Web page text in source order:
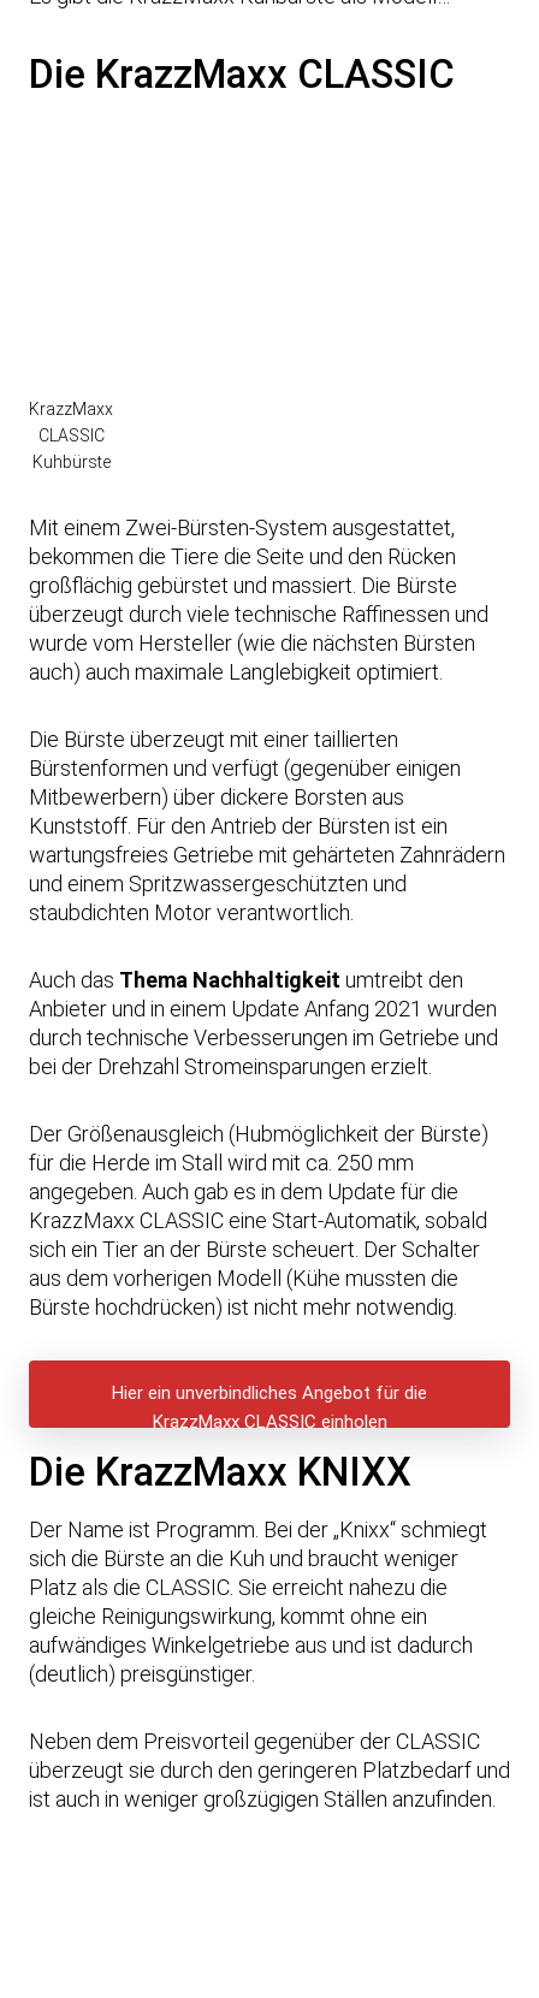
Die KrazzMaxx CLASSIC
KrazzMaxx
CLASSIC
Kuhbürste
Mit einem Zwei-Bürsten-System ausgestattet,
bekommen die Tiere die Seite und den Rücken
großflächig gebürstet und massiert. Die Bürste
überzeugt durch viele technische Raffinessen und
wurde vom Hersteller (wie die nächsten Bürsten
auch) auch maximale Langlebigkeit optimiert.
Die Bürste überzeugt mit einer taillierten
Bürstenformen und verfügt (gegenüber einigen
Mitbewerbern) über dickere Borsten aus
Kunststoff. Für den Antrieb der Bürsten ist ein
wartungsfreies Getriebe mit gehärteten Zahnrädern
und einem Spritzwassergeschützten und
staubdichten Motor verantwortlich.
Auch das Thema Nachhaltigkeit umtreibt den
Anbieter und in einem Update Anfang 2021 wurden
durch technische Verbesserungen im Getriebe und
bei der Drehzahl Stromeinsparungen erzielt.
Der Größenausgleich (Hubmöglichkeit der Bürste)
für die Herde im Stall wird mit ca. 250 mm
angegeben. Auch gab es in dem Update für die
KrazzMaxx CLASSIC eine Start-Automatik, sobald
sich ein Tier an der Bürste scheuert. Der Schalter
aus dem vorherigen Modell (Kühe mussten die
Bürste hochdrücken) ist nicht mehr notwendig.
Hier ein unverbindliches Angebot für die
KrazzMaxx CLASSIC einholen
Die KrazzMaxx KNIXX
Der Name ist Programm. Bei der „Knixx“ schmiegt
sich die Bürste an die Kuh und braucht weniger
Platz als die CLASSIC. Sie erreicht nahezu die
gleiche Reinigungswirkung, kommt ohne ein
aufwändiges Winkelgetriebe aus und ist dadurch
(deutlich) preisgünstiger.
Neben dem Preisvorteil gegenüber der CLASSIC
überzeugt sie durch den geringeren Platzbedarf und
ist auch in weniger großzügigen Ställen anzufinden.